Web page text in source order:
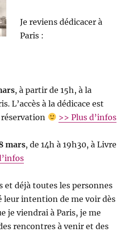
Je reviens dédicacer à
Paris :
, à partir de 15h, à la
L’accès à la dédicace est
>> Plus d’infos
mars, de 14h à 19h30, à Livre
et déjà toutes les personnes
leur intention de me voir dès
je viendrai à Paris, je me
rencontres à venir et des